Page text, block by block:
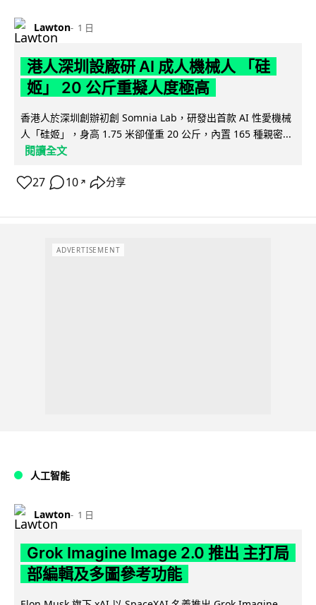
Lawton 1 日
港人深圳設廠研 AI 成人機械人 「硅
姬」 20 公斤重擬人度極高
香港人於深圳創辦初創 Somnia Lab，研發出首款 AI 性愛機械
人「硅姬」，身高 1.75 米卻僅重 20 公斤，內置 165 種親密...
閱讀全文
27 10 ↗ 分享
ADVERTISEMENT
人工智能
Lawton 1 日
Grok Imagine Image 2.0 推出 主打局
部編輯及多圖參考功能